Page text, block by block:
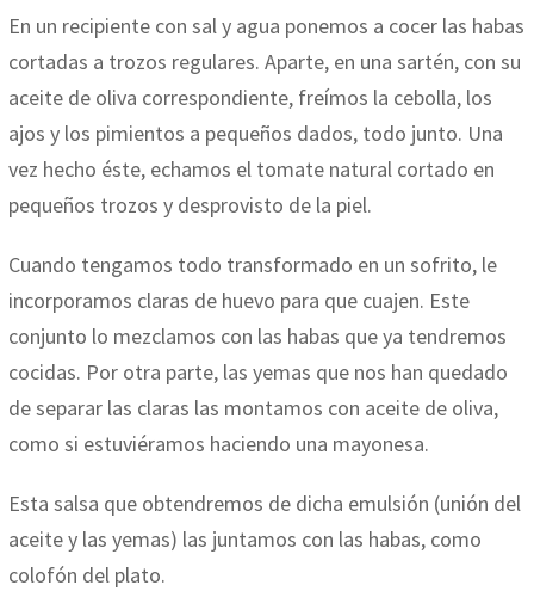
En un recipiente con sal y agua ponemos a cocer las habas
cortadas a trozos regulares. Aparte, en una sartén, con su
aceite de oliva correspondiente, freímos la cebolla, los
ajos y los pimientos a pequeños dados, todo junto. Una
vez hecho éste, echamos el tomate natural cortado en
pequeños trozos y desprovisto de la piel.
Cuando tengamos todo transformado en un sofrito, le
incorporamos claras de huevo para que cuajen. Este
conjunto lo mezclamos con las habas que ya tendremos
cocidas. Por otra parte, las yemas que nos han quedado
de separar las claras las montamos con aceite de oliva,
como si estuviéramos haciendo una mayonesa.
Esta salsa que obtendremos de dicha emulsión (unión del
aceite y las yemas) las juntamos con las habas, como
colofón del plato.